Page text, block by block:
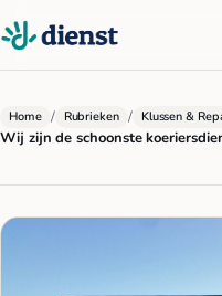
Home / Rubrieken / Klussen &
Wij zijn de schoonste